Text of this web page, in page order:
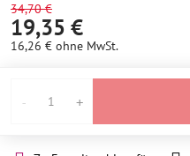
34,70 €
19,35 €
16,26 € ohne MwSt.